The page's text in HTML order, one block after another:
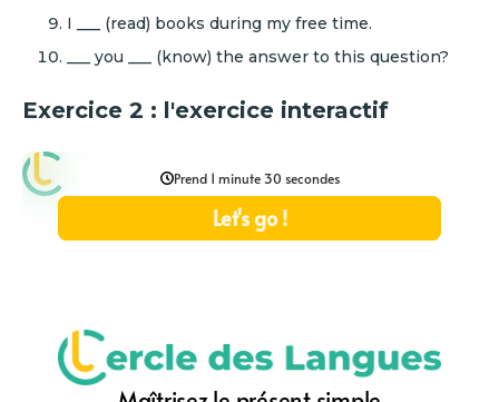
I ___ (read) books during my free time.
___ you ___ (know) the answer to this question?
Exercice 2 : l'exercice interactif